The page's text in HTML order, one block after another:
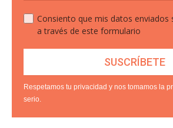
Consiento que mis datos enviados
a través de este formulario
Respetamos tu privacidad y nos tomamos la
serio.